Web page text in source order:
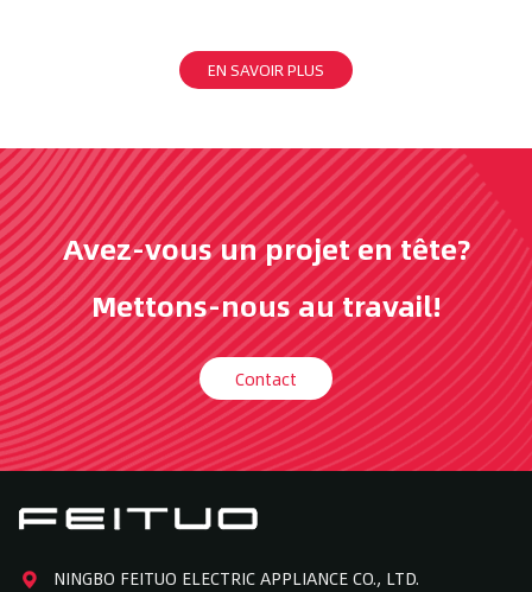
EN SAVOIR PLUS
Avez-vous un projet en tête?
Mettons-nous au travail!
Contact
NINGBO FEITUO ELECTRIC APPLIANCE CO., LTD.